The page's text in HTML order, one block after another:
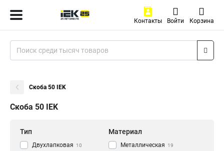
Контакты Войти Корзина
Скоба 50 IEK
Скоба 50 IEK
Тип
Двухлапковая 10
Материал
Металлическая 19